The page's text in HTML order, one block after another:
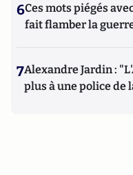
6Ces mots piégés
fait flamber la
7Alexandre Jardin :
plus à une police de